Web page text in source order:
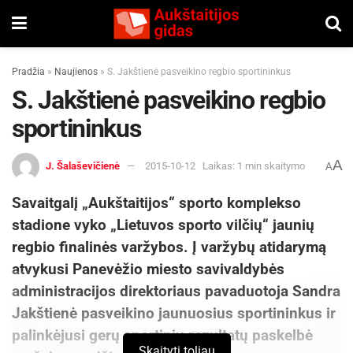
Pradžia » Naujienos » S. Jakštienė pasveikino regbio sportininkus
S. Jakštienė pasveikino regbio
sportininkus
J. Šalaševičienė 2015-10-12 Laikas: 1 min skaitymo AA
Savaitgalį „Aukštaitijos“ sporto komplekso
stadione vyko „Lietuvos sporto vilčių“ jaunių
regbio finalinės varžybos. Į varžybų atidarymą
atvykusi Panevėžio miesto savivaldybės
administracijos direktoriaus pavaduotoja Sandra
Jakštienė pasveikino jaunuosius sportininkus ir
palinkėjusi gerų sportinių rezultatų paskelbė